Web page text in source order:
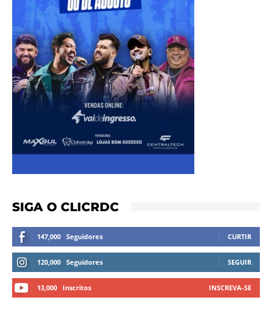
SIGA O CLICRDC
147,000 Seguidores CURTIR
120,000 Seguidores SEGUIR
13,000 Inscritos INSCREVA-SE